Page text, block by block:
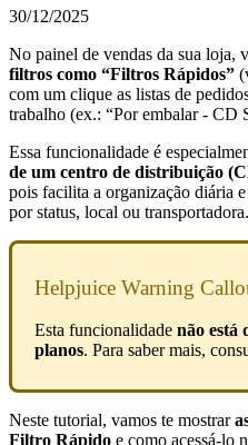
30/12/2025
No painel de vendas da sua loja,
filtros como “Filtros Rápidos”
com um clique as listas de
trabalho (ex.: “Por embalar - CD
Essa funcionalidade é
de um centro de distribuição
pois facilita a organização diária
por status, local ou transportadora.
Helpjuice Warning
Esta funcionalidade não está
planos. Para saber mais,
Neste tutorial, vamos te mostrar
Filtro Rápido e como acessá-lo